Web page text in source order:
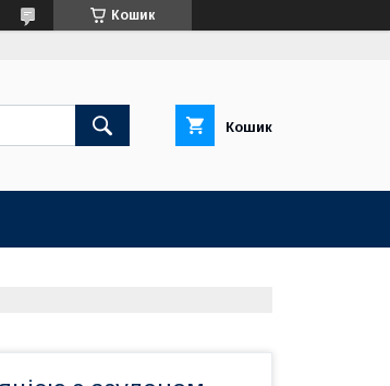
Кошик
Кошик